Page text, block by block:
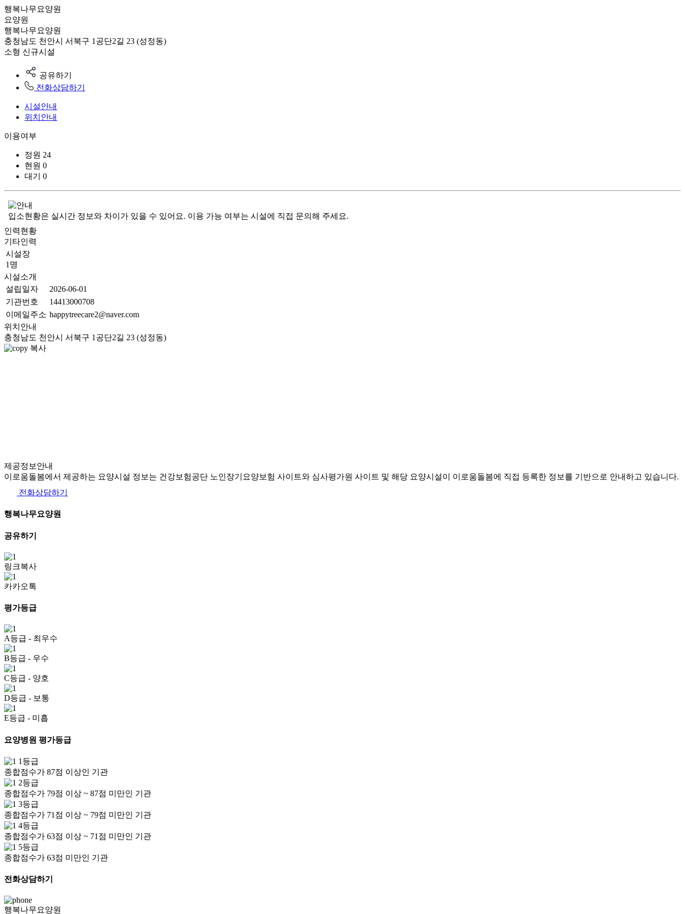
행복나무요양원
요양원
행복나무요양원
충청남도 천안시 서북구 1공단2길 23 (성정동)
소형 신규시설
공유하기
전화상담하기
시설안내
위치안내
이용여부
정원 24
현원 0
대기
0
입소현황은 실시간 정보와 차이가 있을 수 있어요. 이용 가능 여부는 시설에 직접 문의해 주세요.
인력현황
기타인력
시설장
1명
시설소개
설립일자
2026-06-01
기관번호
14413000708
이메일주소 happytreecare2@naver.com
위치안내
충청남도 천안시 서북구 1공단2길 23 (성정동)
복사
제공정보안내
이로움돌봄에서 제공하는 요양시설 정보는 건강보험공단 노인장기요양보험 사이트와 심사평가원 사이트 및 해당 요양시설이 이로움돌봄에 직접 등록한 정보를 기반으로 안내하고 있습니다.
전화상담하기
행복나무요양원
공유하기
링크복사
카카오톡
평가등급
A등급 - 최우수
B등급 - 우수
C등급 - 양호
D등급 - 보통
E등급 - 미흡
요양병원 평가등급
1등급
종합점수가 87점 이상인 기관
2등급
종합점수가 79점 이상 ~ 87점 미만인 기관
3등급
종합점수가 71점 이상 ~ 79점 미만인 기관
4등급
종합점수가 63점 이상 ~ 71점 미만인 기관
5등급
종합점수가 63점 미만인 기관
전화상담하기
행복나무요양원